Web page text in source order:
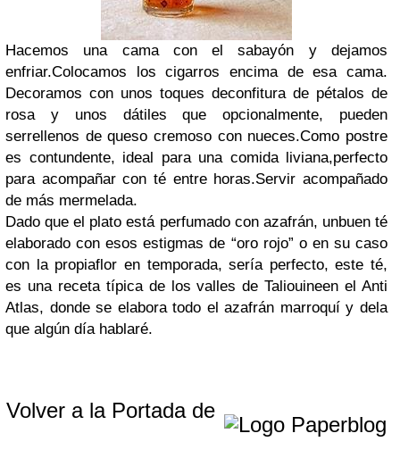
Hacemos una cama con el sabayón y dejamos
enfriar.Colocamos los cigarros encima de esa cama.
Decoramos con unos toques deconfitura de pétalos de
rosa y unos dátiles que opcionalmente, pueden
serrellenos de queso cremoso con nueces.Como postre
es contundente, ideal para una comida liviana,perfecto
para acompañar con té entre horas.Servir acompañado
de más mermelada.
Dado que el plato está perfumado con azafrán, unbuen té
elaborado con esos estigmas de “oro rojo” o en su caso
con la propiaflor en temporada, sería perfecto, este té,
es una receta típica de los valles de Taliouineen el Anti
Atlas, donde se elabora todo el azafrán marroquí y dela
que algún día hablaré.
Volver a la Portada de